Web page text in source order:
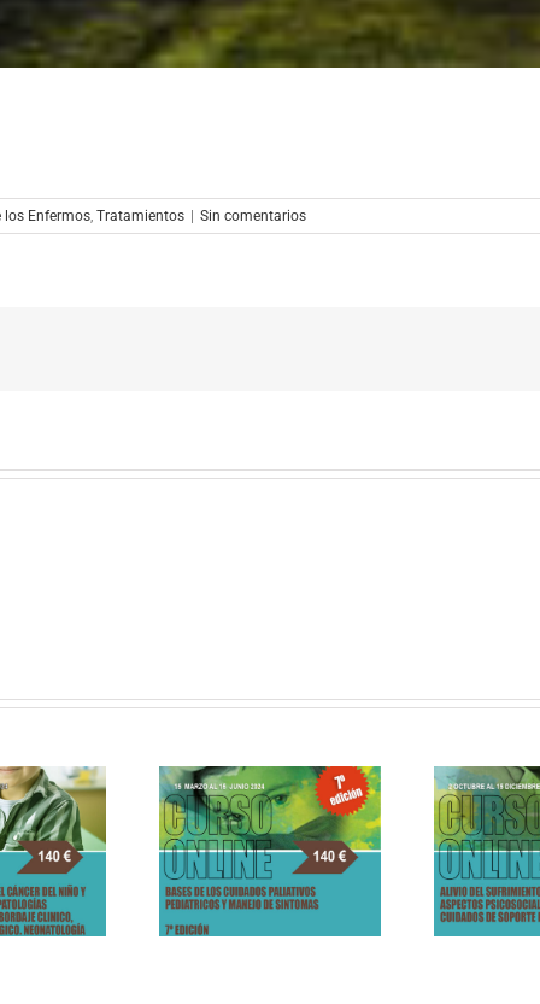
los Enfermos Tratamientos | Sin comentarios
DE LOS
PALIATIVOS
Y MANEJO
SINTOMAS
CURSO ONLINE DE
PALIATIVOS SIN
FRONTERAS «ALIVIO
DEL SUFRIMIENTO,
BIOÉTICA Y ASPECTOS
PSICOSOCIALES EN LOS
CUIDADOS DE SOPORTE